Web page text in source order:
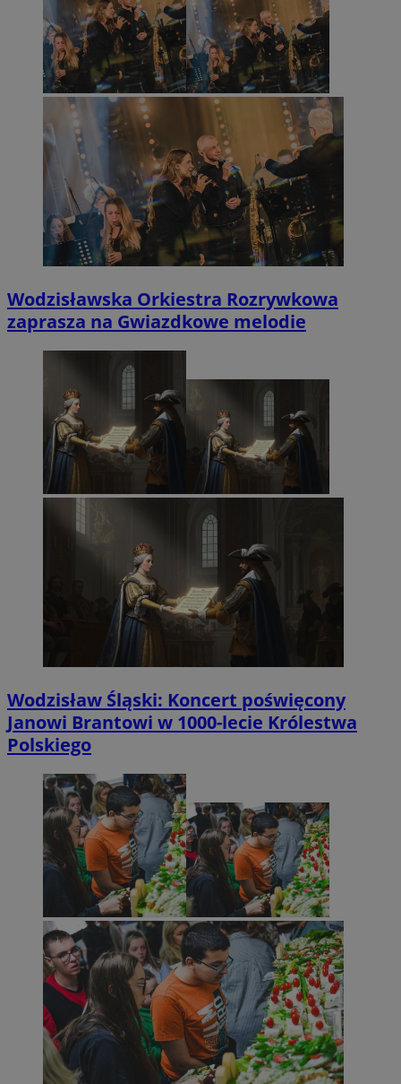
Wodzisławska Orkiestra Rozrywkowa
zaprasza na Gwiazdkowe melodie
Wodzisław Śląski: Koncert poświęcony
Janowi Brantowi w 1000-lecie Królestwa
Polskiego